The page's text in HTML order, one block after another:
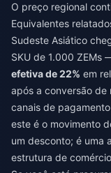
O preço regional
Equivalentes
Sudeste Asiático
SKU de 1.000 ZEMs
efetiva de 22% em
após a conversão de
canais de
este é o movimento
um desconto; é uma
estrutura de